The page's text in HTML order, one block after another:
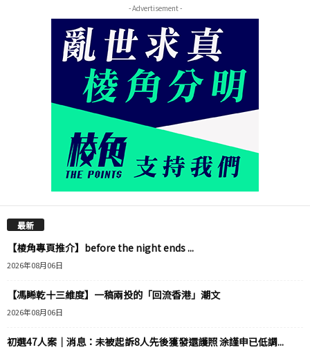
- Advertisement -
最新
【棱角專頁推介】before the night ends ...
2026年08月06日
【馮睎乾十三維度】一稿兩投的「回流香港」潮文
2026年08月06日
初選47人案｜消息：未被起訴8人先後獲發還護照 涂謹申已低調...